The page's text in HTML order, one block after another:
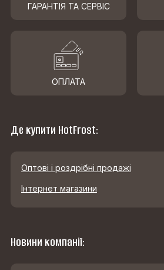
ГАРАНТІЯ ТА СЕРВІС
ОПЛАТА
Де купити HotFrost:
Оптові і роздрібні продажі
Інтернет магазини
Новини компанії: